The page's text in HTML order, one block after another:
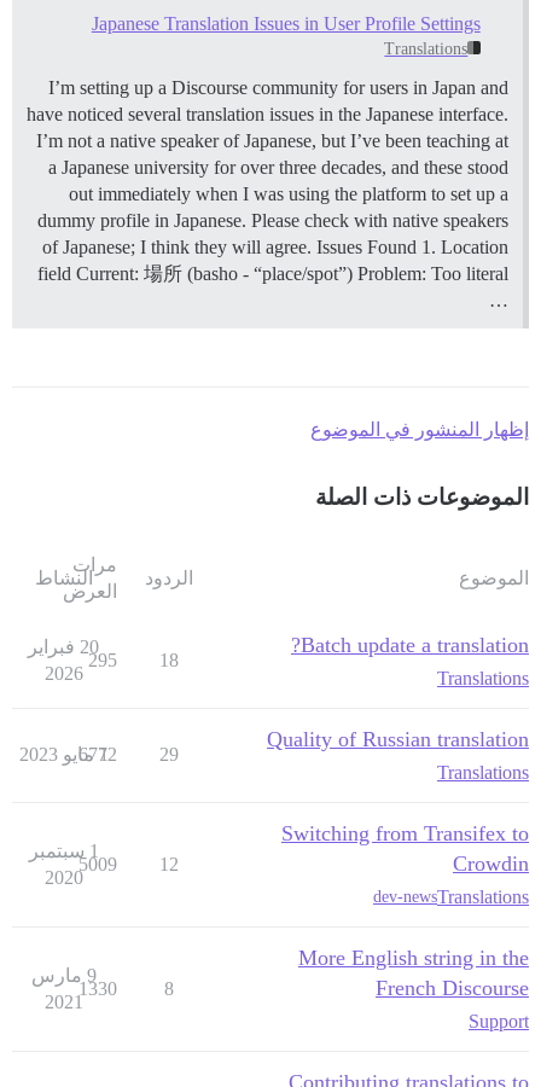
Japanese Translation Issues in User Profile Settings
Translations
I’m setting up a Discourse community for users in Japan and
have noticed several translation issues in the Japanese interface.
I’m not a native speaker of Japanese, but I’ve been teaching at
a Japanese university for over three decades, and these stood
out immediately when I was using the platform to set up a
dummy profile in Japanese. Please check with native speakers
of Japanese; I think they will agree. Issues Found 1. Location
field Current: 場所 (basho - “place/spot”) Problem: Too literal
…
إظهار المنشور في الموضوع
الموضوعات ذات الصلة
الموضوع الردود
مرات
العرض
النشاط
Batch update a translation?
Translations
18
295
20 فبراير
2026
Quality of Russian translation
Translations
29
6772
1 مايو 2023
Switching from Transifex to
Crowdin
Translations
dev-news
12
5009
1 سبتمبر
2020
More English string in the
French Discourse
Support
8
1330
9 مارس
2021
Contributing translations to